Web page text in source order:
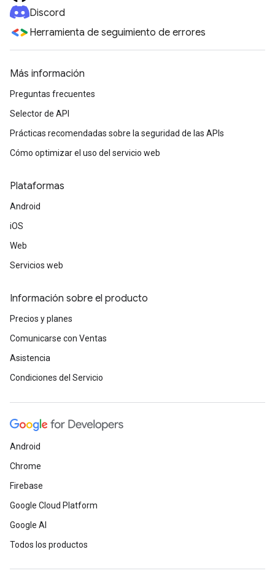
Discord
Herramienta de seguimiento de errores
Más información
Preguntas frecuentes
Selector de API
Prácticas recomendadas sobre la seguridad de las APIs
Cómo optimizar el uso del servicio web
Plataformas
Android
iOS
Web
Servicios web
Información sobre el producto
Precios y planes
Comunicarse con Ventas
Asistencia
Condiciones del Servicio
Android
Chrome
Firebase
Google Cloud Platform
Google AI
Todos los productos